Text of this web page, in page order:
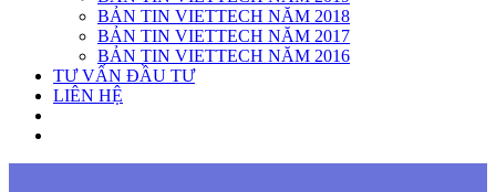
BẢN TIN VIETTECH NĂM 2018
BẢN TIN VIETTECH NĂM 2017
BẢN TIN VIETTECH NĂM 2016
TƯ VẤN ĐẦU TƯ
LIÊN HỆ